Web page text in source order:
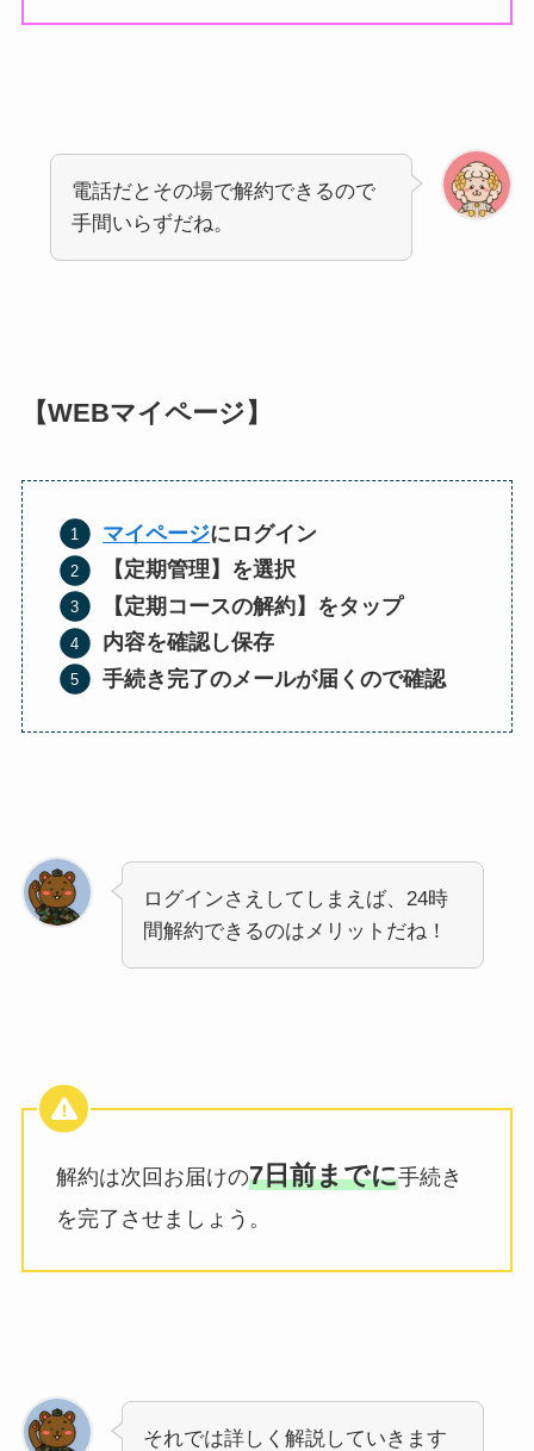
電話だとその場で解約できるので
手間いらずだね。
【WEBマイページ】
マイページにログイン
【定期管理】を選択
【定期コースの解約】をタップ
内容を確認し保存
手続き完了のメールが届くので確認
ログインさえしてしまえば、24時
間解約できるのはメリットだね！
解約は次回お届けの7日前までに手続き
を完了させましょう。
それでは詳しく解説していきます